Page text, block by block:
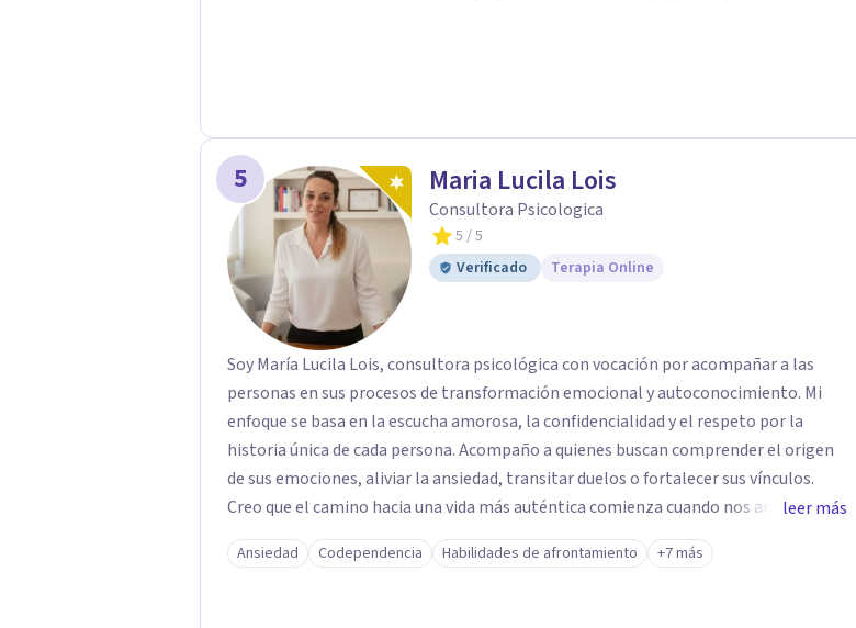
5 Maria Lucila Lois
Consultora Psicologica
5 / 5
Verificado
Terapia Online
Soy María Lucila Lois, consultora psicológica con vocación por acompañar a las
personas en sus procesos de transformación emocional y autoconocimiento. Mi
enfoque se basa en la escucha amorosa, la confidencialidad y el respeto por la
historia única de cada persona. Acompaño a quienes buscan comprender el origen
de sus emociones, aliviar la ansiedad, transitar duelos o fortalecer sus vínculos.
Creo que el camino hacia una vida más auténtica comienza cuando nos animamos a
mirar hacia adentro y a reconocer las raíces de lo que sentimos.
leer más
Ansiedad Codependencia Habilidades de afrontamiento +7 más